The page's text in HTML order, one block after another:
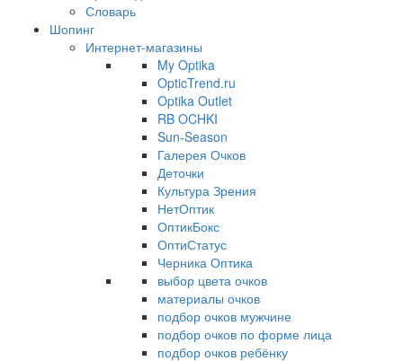
Словарь
Шопинг
Интернет-магазины
My Optika
OpticTrend.ru
Optika Outlet
RB OCHKI
Sun-Season
Галерея Очков
Деточки
Культура Зрения
НетОптик
ОптикБокс
ОптиСтатус
Черника Оптика
выбор цвета очков
материалы очков
подбор очков мужчине
подбор очков по форме лица
подбор очков ребёнку